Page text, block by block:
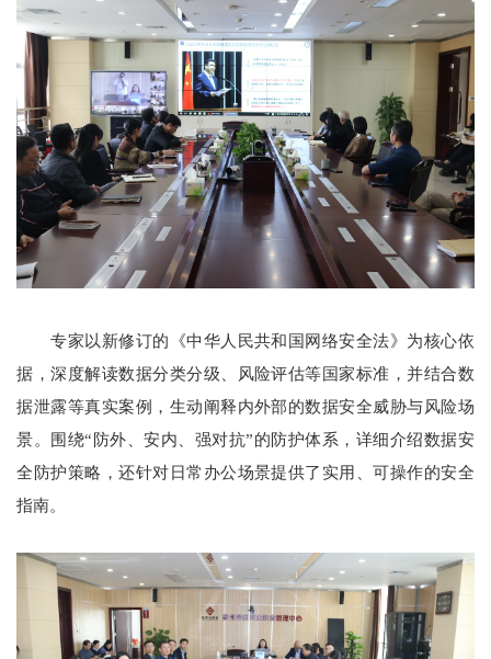
专家以新修订的《中华人民共和国网络安全法》为核心依
据，深度解读数据分类分级、风险评估等国家标准，并结合数
据泄露等真实案例，生动阐释内外部的数据安全威胁与风险场
景。围绕“防外、安内、强对抗”的防护体系，详细介绍数据安
全防护策略，还针对日常办公场景提供了实用、可操作的安全
指南。